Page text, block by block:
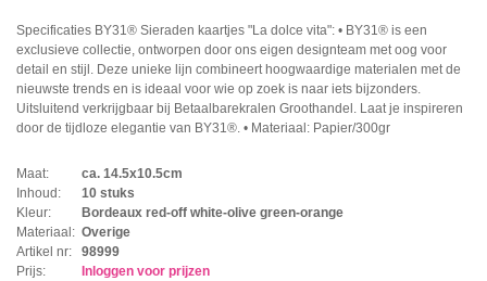
Specificaties BY31® Sieraden kaartjes "La dolce vita": • BY31® is een
exclusieve collectie, ontworpen door ons eigen designteam met oog voor
detail en stijl. Deze unieke lijn combineert hoogwaardige materialen met de
nieuwste trends en is ideaal voor wie op zoek is naar iets bijzonders.
Uitsluitend verkrijgbaar bij Betaalbarekralen Groothandel. Laat je inspireren
door de tijdloze elegantie van BY31®. • Materiaal: Papier/300gr
Maat:
ca. 14.5x10.5cm
Inhoud:
10 stuks
Kleur:
Bordeaux red-off white-olive green-orange
Materiaal: Overige
Artikel nr:
98999
Prijs:
Inloggen voor prijzen